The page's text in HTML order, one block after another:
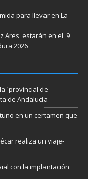
para llevar en La
Ares estarán en el 9
2026
`provincial de
de Andalucía
en un certamen que
realiza un viaje-
con la implantación